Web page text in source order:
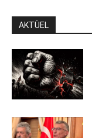
AKTÜEL